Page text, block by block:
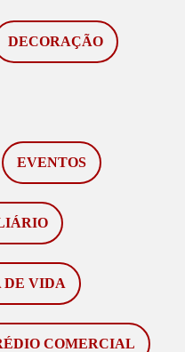
DECORAÇÃO
EVENTOS
DE VIDA
COMERCIAL